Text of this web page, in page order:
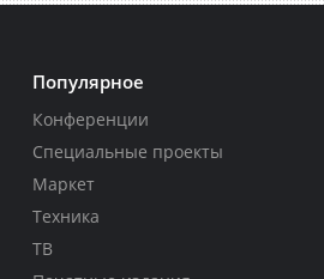
Популярное
Конференции
Специальные проекты
Маркет
Техника
ТВ